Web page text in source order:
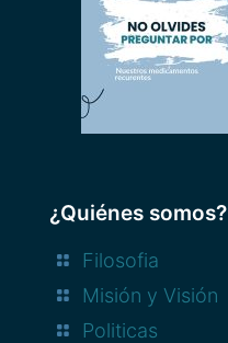
¿Quiénes somos?
Filosofia
Misión y Visión
Politicas